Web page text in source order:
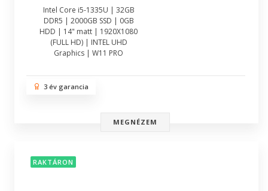
Intel Core i5-1335U | 32GB
DDR5 | 2000GB SSD | 0GB
HDD | 14" matt | 1920X1080
(FULL HD) | INTEL UHD
Graphics | W11 PRO
3 év garancia
MEGNÉZEM
RAKTÁRON